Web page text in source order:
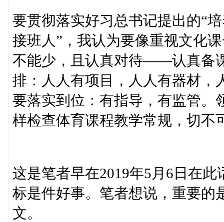
要贯彻落实好习总书记提出的“
接班人”，我认为要像重视文化
不能少，且认真对待——认真备
排：人人有项目，人人有器材，
要落实到位：有指导，有监管。
样检查体育课程教学常规，切不
这是笔者早在2019年5月6日在
标是件好事。笔者想说，重要的
文。